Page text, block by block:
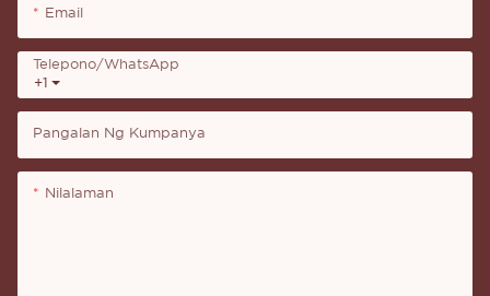
Email
+1
Telepono/whatsApp
Pangalan Ng Kumpanya
Nilalaman